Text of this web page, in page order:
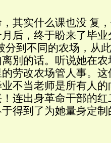
实什么课也没 复，
后，终于盼来了毕
分到不同的农场，从
別的话。听说她在
劳改农场管人事。
不当老师是所有人
连出身革命干部的
得到了为她量身定